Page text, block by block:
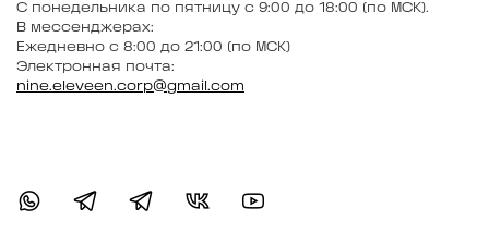
С понедельника по пятницу с 9:00 до 18:00 (по МСК).
В мессенджерах:
Ежедневно с 8:00 до 21:00 (по МСК)
Электронная почта:
nine.eleveen.corp@gmail.com